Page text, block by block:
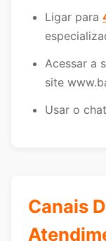
Ligar para
Acessar a
site
Usar o
Canais